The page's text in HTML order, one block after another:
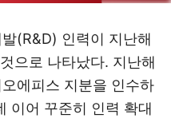
(R&D) 인력이 지난해
으로 나타났다. 지난해
에피스 지분을 인수하
이어 꾸준히 인력 확대